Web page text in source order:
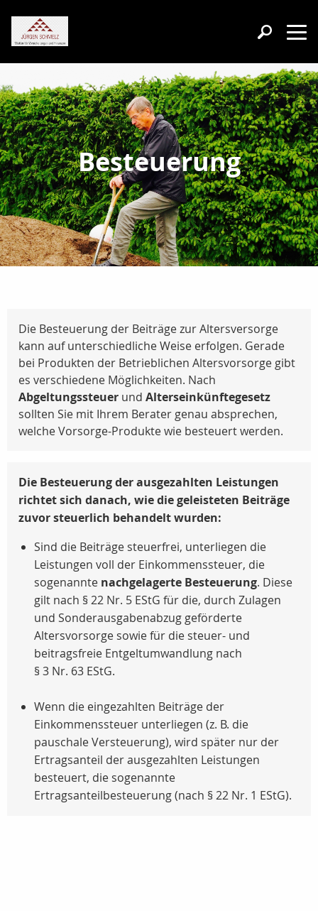
Besteuerung
Die Besteuerung der Beiträge zur Altersversorge
kann auf unterschiedliche Weise erfolgen. Gerade
bei Produkten der Betrieblichen Altersvorsorge gibt
es verschiedene Möglichkeiten. Nach
Abgeltungssteuer und Alterseinkünftegesetz
sollten Sie mit Ihrem Berater genau absprechen,
welche Vorsorge-Produkte wie besteuert werden.
Die Besteuerung der ausgezahlten Leistungen
richtet sich danach, wie die geleisteten Beiträge
zuvor steuerlich behandelt wurden:
Sind die Beiträge steuerfrei, unterliegen die
Leistungen voll der Einkommenssteuer, die
sogenannte nachgelagerte Besteuerung. Diese
gilt nach § 22 Nr. 5 EStG für die, durch Zulagen
und Sonderausgabenabzug geförderte
Altersvorsorge sowie für die steuer- und
beitragsfreie Entgeltumwandlung nach
§ 3 Nr. 63 EStG.
Wenn die eingezahlten Beiträge der
Einkommenssteuer unterliegen (z. B. die
pauschale Versteuerung), wird später nur der
Ertragsanteil der ausgezahlten Leistungen
besteuert, die sogenannte
Ertragsanteilbesteuerung (nach § 22 Nr. 1 EStG).